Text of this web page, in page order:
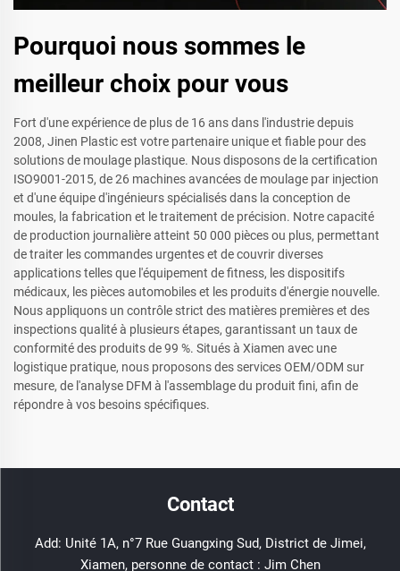
Pourquoi nous sommes le
meilleur choix pour vous
Fort d'une expérience de plus de 16 ans dans l'industrie depuis
2008, Jinen Plastic est votre partenaire unique et fiable pour des
solutions de moulage plastique. Nous disposons de la certification
ISO9001-2015, de 26 machines avancées de moulage par injection
et d'une équipe d'ingénieurs spécialisés dans la conception de
moules, la fabrication et le traitement de précision. Notre capacité
de production journalière atteint 50 000 pièces ou plus, permettant
de traiter les commandes urgentes et de couvrir diverses
applications telles que l'équipement de fitness, les dispositifs
médicaux, les pièces automobiles et les produits d'énergie nouvelle.
Nous appliquons un contrôle strict des matières premières et des
inspections qualité à plusieurs étapes, garantissant un taux de
conformité des produits de 99 %. Situés à Xiamen avec une
logistique pratique, nous proposons des services OEM/ODM sur
mesure, de l'analyse DFM à l'assemblage du produit fini, afin de
répondre à vos besoins spécifiques.
Contact
Add: Unité 1A, n°7 Rue Guangxing Sud, District de Jimei,
Xiamen, personne de contact : Jim Chen